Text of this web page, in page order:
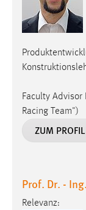
Faculty Advisor
Racing Team")
ZUM PROFIL
Prof. Dr. -
Relevanz: